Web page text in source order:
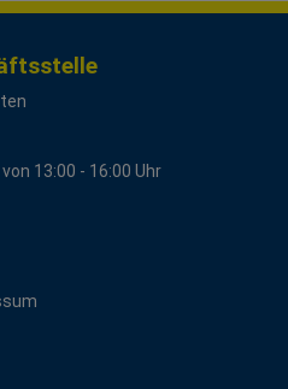
13:00 - 16:00 Uhr